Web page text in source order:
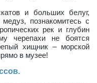
и больших белуг,
познакомитесь с
рек и глубин
черепахи не боятся
хищник – морской
в музее!